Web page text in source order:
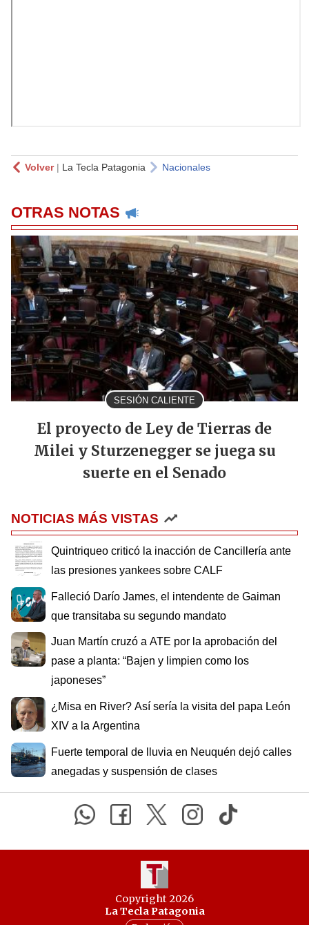
Volver| La Tecla Patagonia Nacionales
OTRAS NOTAS
SESIÓN CALIENTE
El proyecto de Ley de Tierras de
Milei y Sturzenegger se juega su
suerte en el Senado
NOTICIAS MÁS VISTAS
Quintriqueo criticó la inacción de Cancillería ante
las presiones yankees sobre CALF
Falleció Darío James, el intendente de Gaiman
que transitaba su segundo mandato
Juan Martín cruzó a ATE por la aprobación del
pase a planta: “Bajen y limpien como los
japoneses”
¿Misa en River? Así sería la visita del papa León
XIV a la Argentina
Fuerte temporal de lluvia en Neuquén dejó calles
anegadas y suspensión de clases
Copyright 2026
La Tecla Patagonia